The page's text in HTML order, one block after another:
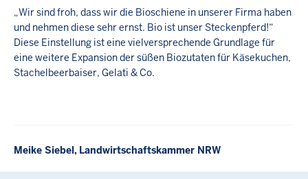
„Wir sind froh, dass wir die Bioschiene in unserer Firma haben
und nehmen diese sehr ernst. Bio ist unser Steckenpferd!“
Diese Einstellung ist eine vielversprechende Grundlage für
eine weitere Expansion der süßen Biozutaten für Käsekuchen,
Stachelbeerbaiser, Gelati & Co.
Meike Siebel, Landwirtschaftskammer NRW